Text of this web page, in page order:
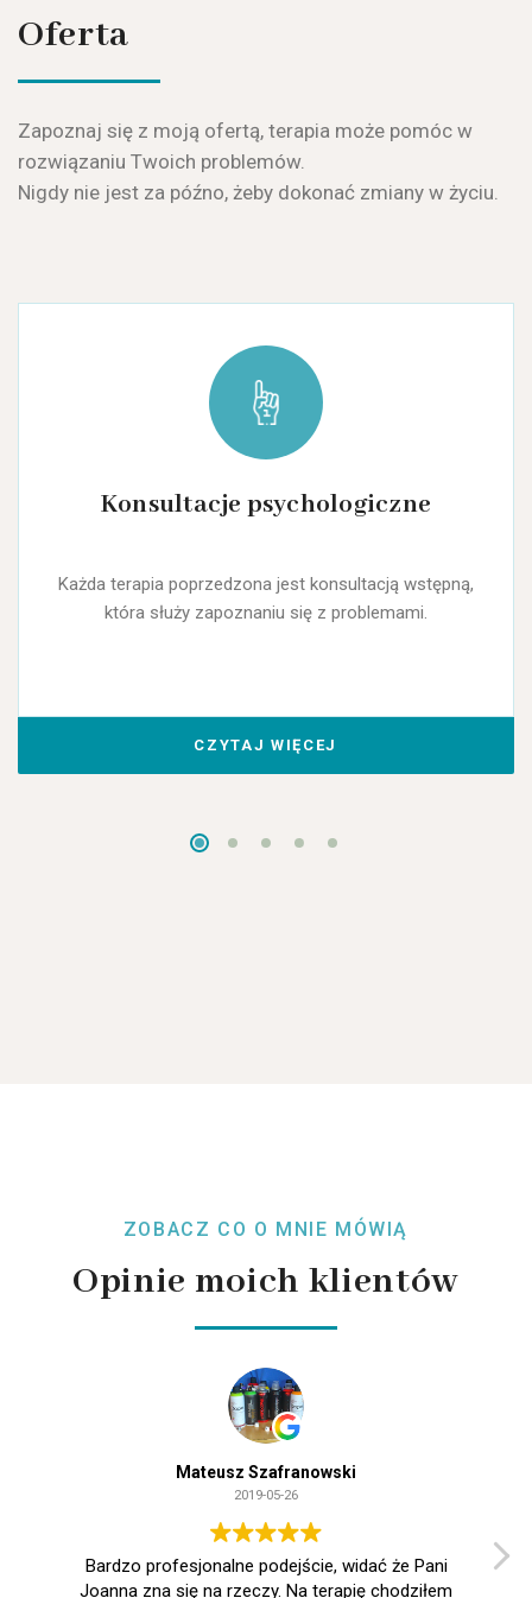
Oferta
Zapoznaj się z moją ofertą, terapia może pomóc w
rozwiązaniu Twoich problemów.
Nigdy nie jest za późno, żeby dokonać zmiany w życiu.
Konsultacje psychologiczne
Każda terapia poprzedzona jest konsultacją wstępną,
która służy zapoznaniu się z problemami.
CZYTAJ WIĘCEJ
ZOBACZ CO O MNIE MÓWIĄ
Opinie moich klientów
Mateusz Szafranowski
2019-05-26
Bardzo profesjonalne podejście, widać że Pani
Joanna zna się na rzeczy. Na terapię chodziłem